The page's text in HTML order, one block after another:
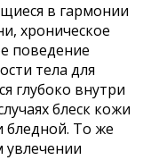
в гармонии
хроническое
поведение
тела для
глубоко внутри
блеск кожи
бледной. То же
увлечении